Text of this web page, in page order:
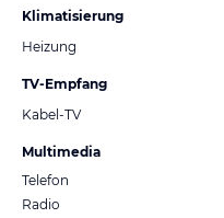
Klimatisierung
Heizung
TV-Empfang
Kabel-TV
Multimedia
Telefon
Radio